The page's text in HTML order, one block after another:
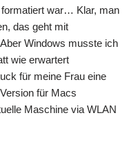
formatiert war… Klar, man
das geht mit
Windows musste ich
wie erwartert
für meine Frau eine
für Macs
Maschine via WLAN